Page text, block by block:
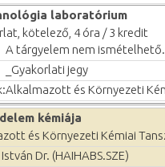
laboratórium
kötelező, 4 óra / 3 kredit
A tárgyelem nem ismételhető.
_Gyakorlati jegy
Alkalmazott és Környezeti
kémiája
és Környezeti Kémiai
Dr. (HAIHABS.SZE)